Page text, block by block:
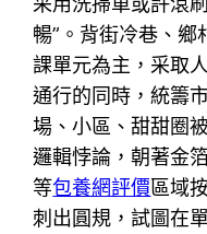
暢”。背街冷巷、
課單元為主，采取
通行的同時，統籌
場、小區、甜甜圈
邏輯悖論，朝著金
等包養網評價區域
刺出圓規，試圖在